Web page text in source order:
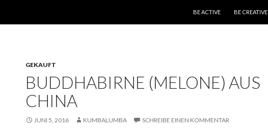
BE ACTIVE
BE CREATIVE
GEKAUFT
BUDDHABIRNE (MELONE) AUS
CHINA
JUNI 5, 2016 KUMBALUMBA SCHREIBE EINEN KOMMENTAR